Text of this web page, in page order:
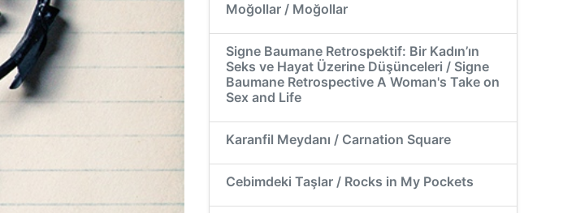
Moğollar / Moğollar
Signe Baumane Retrospektif: Bir Kadın’ın
Seks ve Hayat Üzerine Düşünceleri / Signe
Baumane Retrospective A Woman's Take on
Sex and Life
Karanfil Meydanı / Carnation Square
Cebimdeki Taşlar / Rocks in My Pockets